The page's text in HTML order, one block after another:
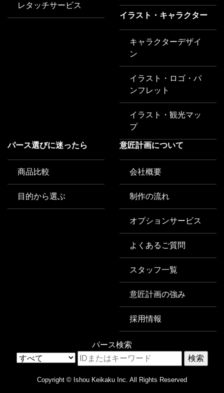
レタッチサービス
イラスト・キャラクター
キャラクターデザイ
ン
イラスト・ロゴ・パ
ンフレット
イラスト・観光マッ
プ
パース選びに迷ったら
商品比較
目的から選ぶ
意匠計画について
会社概要
制作の流れ
オプションサービス
よくあるご質問
スタッフ一覧
意匠計画の強み
採用情報
パース検索
Copyright © Ishou Keikaku Inc. All Rights Reserved